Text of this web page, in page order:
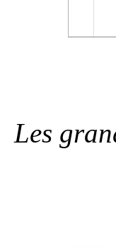
Les